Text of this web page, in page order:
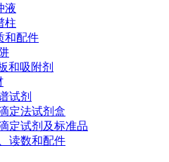
液
柱
和配件
和吸附剂
试剂
定法试剂盒
定试剂及标准品
读数和配件